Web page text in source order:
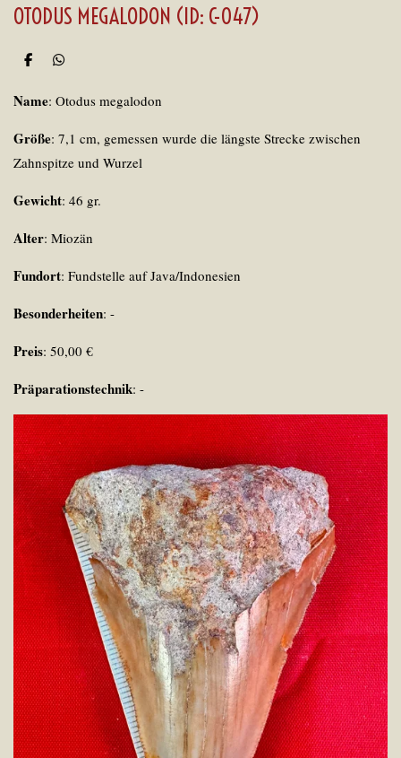
OTODUS MEGALODON (ID: C-047)
T
l
n
T
l
n
Name: Otodus megalodon
Größe: 7,1 cm, gemessen wurde die längste Strecke zwischen
Zahnspitze und Wurzel
Gewicht: 46 gr.
Alter: Miozän
Fundort: Fundstelle auf Java/Indonesien
Besonderheiten: -
Preis: 50,00 €
Präparationstechnik: -